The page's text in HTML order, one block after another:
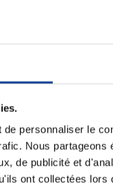
personnaliser le
Nous
de publicité et
ont collectées